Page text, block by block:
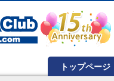
トップページ